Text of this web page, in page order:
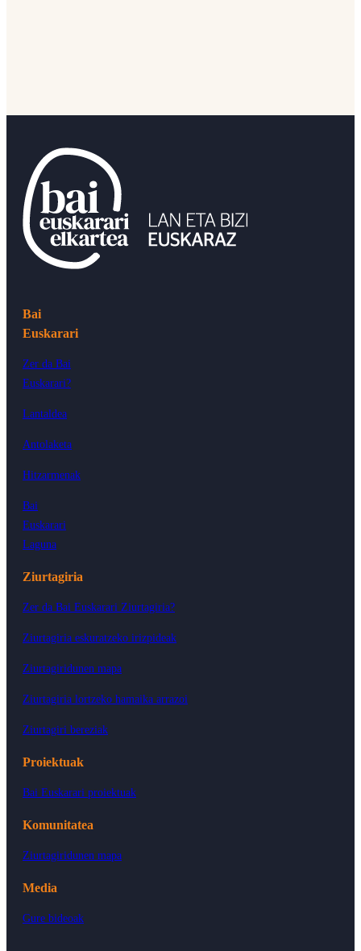
Bai
Euskarari
Zer da Bai
Euskarari?
Lantaldea
Antolaketa
Hitzarmenak
Bai
Euskarari
Laguna
Ziurtagiria
Zer da Bai Euskarari Ziurtagiria?
Ziurtagiria eskuratzeko irizpideak
Ziurtagiridunen mapa
Ziurtagiria lortzeko hamaika arrazoi
Ziurtagiri bereziak
Proiektuak
Bai Euskarari proiektuak
Komunitatea
Ziurtagiridunen mapa
Media
Gure bideoak